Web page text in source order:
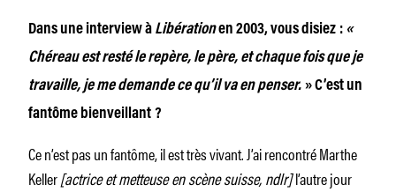
Dans une interview à Libérationen 2003, vous disiez : «
Chéreau est resté le repère, le père, et chaque fois que je
travaille, je me demande ce qu’il va en penser. » C’est un
fantôme bienveillant ?
Ce n’est pas un fantôme, il est très vivant. J’ai rencontré Marthe
Keller[actrice et metteuse en scène suisse, ndlr]l’autre jour